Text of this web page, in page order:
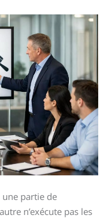
une partie de
n’exécute pas les